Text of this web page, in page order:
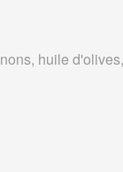
huile